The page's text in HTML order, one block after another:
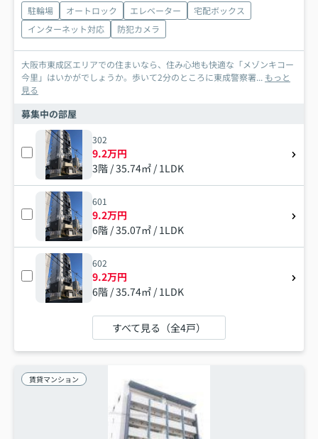
駐輪場 オートロック エレベーター
宅配ボックス
インターネット対応
防犯カメラ
大阪市東成区エリアでの住まいなら、住み心地も快適な「メゾンキコー
今里」はいかがでしょうか。歩いて2分のところに東成警察署... もっと
見る
募集中の部屋
302
9.2万円
3階 / 35.74㎡ / 1LDK
601
9.2万円
6階 / 35.07㎡ / 1LDK
602
9.2万円
6階 / 35.74㎡ / 1LDK
すべて見る（全4戸）
賃貸マンション